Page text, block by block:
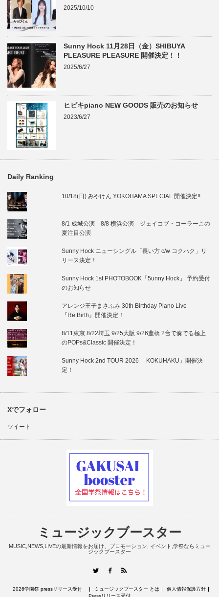
2025/10/10
Sunny Hock 11月28日（金）SHIBUYA
PLEASURE PLEASURE 開催決定！！
2025/6/27
ヒビキpiano NEW GOODS 販売のお知らせ
2023/6/27
Daily Ranking
10/18(日) みやけん YOKOHAMA SPECIAL 開催決定!!
8/1 成城公演 8/8 横浜公演 ジェイコブ・コーラーこの
夏注目公演
Sunny Hock ニューシングル「長い方 c/w コクハク」リ
リース決定！
Sunny Hock 1st PHOTOBOOK「5unny Hock」 予約受付
のお知らせ
アレンジ王子まさふみ 30th Birthday Piano Live
『Re:Birth』開催決定！
8/11東京 8/22埼玉 9/25大阪 9/26豊橋 2台で奏でる極上
のPOPs&Classic 開催決定！
Sunny Hock 2nd TOUR 2026 「KOKUHAKU」開催決
定！
Xでフォロー
ツイート
ミュージックブースター
MUSIC,NEWS,LIVEの最新情報をお届け、プロモーション, イベント,学祭ならミュー
ジックブースター
TwitterFacebook
2026学園祭 pressリリース受付 ミュージックブースター とは
個人情報保護方針
Pressリリース受付